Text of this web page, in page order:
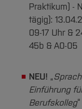
Praktikum) -
tägig):
09-17 Uhr &
45b & A0-05
NEU! „
Einführung
Berufskolleg